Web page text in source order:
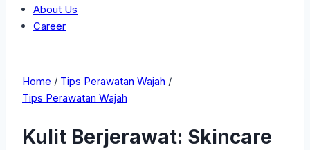
About Us
Career
Home / Tips Perawatan Wajah /
Tips Perawatan Wajah
Kulit Berjerawat: Skincare